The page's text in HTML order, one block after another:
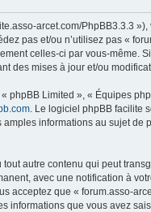
arcet.com/PhpBB3.3.3
pas et/ou n’utilisez pas «
celles-ci par vous-même.
des mises à jour et/ou
Limited », « Équipes
. Le logiciel phpBB facilite
informations au sujet de
autre contenu qui peut
avec une notification à
acceptez que « forum.asso-
informations que vous avez